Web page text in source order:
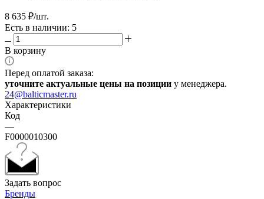
8 635 ₽/шт.
Есть в наличии: 5
В корзину
Перед оплатой заказа:
уточните актуальные цены на позиции у менеджера.
24@balticmaster.ru
Характеристики
Код
—
F0000010300
Задать вопрос
Бренды